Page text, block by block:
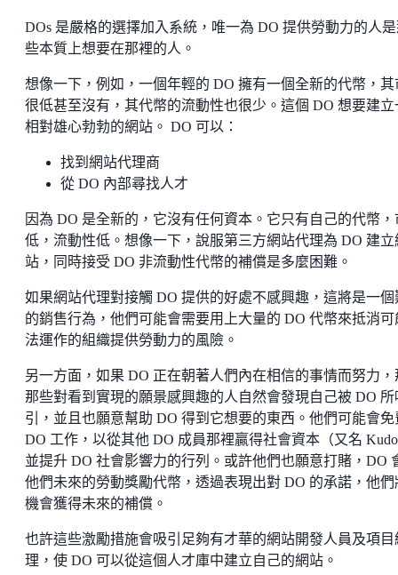
DOs 是嚴格的選擇加入系統，唯一為 DO 提供勞動力的人
些本質上想要在那裡的人。
想像一下，例如，一個年輕的 DO 擁有一個全新的代幣，其
很低甚至沒有，其代幣的流動性也很少。這個 DO 想要建立
相對雄心勃勃的網站。 DO 可以：
找到網站代理商
從 DO 內部尋找人才
因為 DO 是全新的，它沒有任何資本。它只有自己的代幣，
低，流動性低。想像一下，說服第三方網站代理為 DO 建立
站，同時接受 DO 非流動性代幣的補償是多麼困難。
如果網站代理對接觸 DO 提供的好處不感興趣，這將是一個
的銷售行為，他們可能會需要用上大量的 DO 代幣來抵消可
法運作的組織提供勞動力的風險。
另一方面，如果 DO 正在朝著人們內在相信的事情而努力，
那些對看到實現的願景感興趣的人自然會發現自己被 DO 所
引，並且也願意幫助 DO 得到它想要的東西。他們可能會免
DO 工作，以從其他 DO 成員那裡贏得社會資本（又名
並提升 DO 社會影響力的行列。或許他們也願意打賭，DO
他們未來的勞動獎勵代幣，透過表現出對 DO 的承諾，他們
機會獲得未來的補償。
也許這些激勵措施會吸引足夠有才華的網站開發人員及項目
理，使 DO 可以從這個人才庫中建立自己的網站。